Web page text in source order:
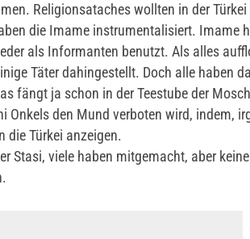
Religionsataches wollten in der Türkei
die Imame instrumentalisiert. Imame
als Informanten benutzt. Als alles
Täter dahingestellt. Doch alle haben
fängt ja schon in der Teestube der
Onkels den Mund verboten wird, indem,
die Türkei anzeigen.
Stasi, viele haben mitgemacht, aber